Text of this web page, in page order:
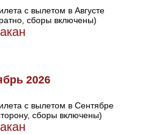
с вылетом в Августе
сборы включены)
2026
с вылетом в Сентябре
сборы включены)